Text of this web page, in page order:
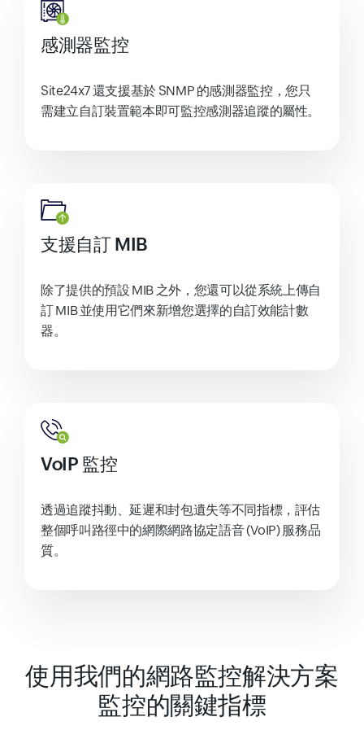
感測器監控
Site24x7 還支援基於 SNMP 的感測器監控，您只
需建立自訂裝置範本即可監控感測器追蹤的屬性。
支援自訂 MIB
除了提供的預設 MIB 之外，您還可以從系統上傳自
訂 MIB 並使用它們來新增您選擇的自訂效能計數
器。
VoIP 監控
透過追蹤抖動、延遲和封包遺失等不同指標，評估
整個呼叫路徑中的網際網路協定語音 (VoIP) 服務品
質。
使用我們的網路監控解決方案
監控的關鍵指標